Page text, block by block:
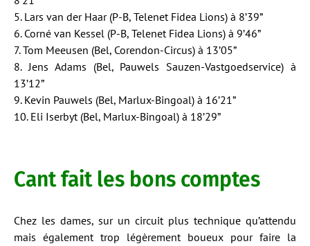
5. Lars van der Haar (P-B, Telenet Fidea Lions) à 8’39”
6. Corné van Kessel (P-B, Telenet Fidea Lions) à 9’46”
7. Tom Meeusen (Bel, Corendon-Circus) à 13’05”
8. Jens Adams (Bel, Pauwels Sauzen-Vastgoedservice) à
13’12”
9. Kevin Pauwels (Bel, Marlux-Bingoal) à 16’21”
10. Eli Iserbyt (Bel, Marlux-Bingoal) à 18’29”
Cant fait les bons comptes
Chez les dames, sur un circuit plus technique qu’attendu
mais également trop légèrement boueux pour faire la